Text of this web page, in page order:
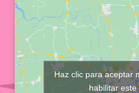
Haz clic para aceptar
habilitar este